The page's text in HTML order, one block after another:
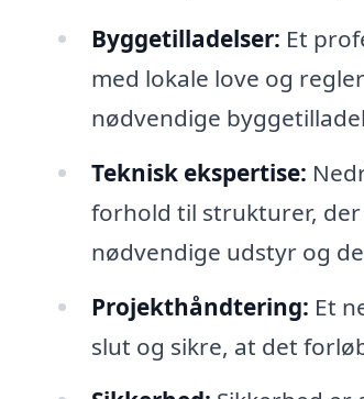
Byggetilladelser: Et
med lokale love og
nødvendige
Teknisk ekspertise:
forhold til strukturer,
nødvendige udstyr og
Projekthåndtering: Et
slut og sikre, at det